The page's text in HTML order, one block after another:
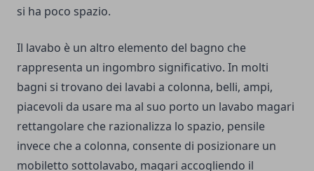
si ha poco spazio.
Il lavabo è un altro elemento del bagno che
rappresenta un ingombro significativo. In molti
bagni si trovano dei lavabi a colonna, belli, ampi,
piacevoli da usare ma al suo porto un lavabo magari
rettangolare che razionalizza lo spazio, pensile
invece che a colonna, consente di posizionare un
mobiletto sottolavabo, magari accogliendo il